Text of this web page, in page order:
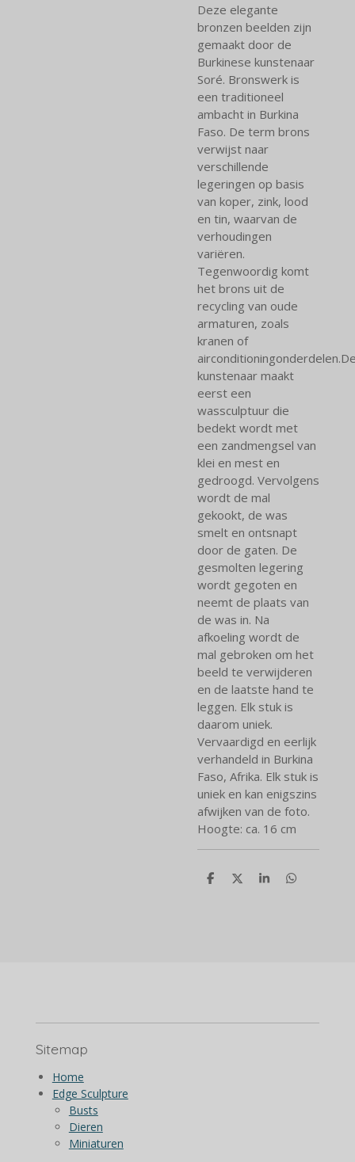
Deze elegante
bronzen beelden zijn
gemaakt door de
Burkinese kunstenaar
Soré. Bronswerk is
een traditioneel
ambacht in Burkina
Faso. De term brons
verwijst naar
verschillende
legeringen op basis
van koper, zink, lood
en tin, waarvan de
verhoudingen
variëren.
Tegenwoordig komt
het brons uit de
recycling van oude
armaturen, zoals
kranen of
kunstenaar maakt
eerst een
wassculptuur die
bedekt wordt met
een zandmengsel van
klei en mest en
gedroogd. Vervolgens
wordt de mal
gekookt, de was
smelt en ontsnapt
door de gaten. De
gesmolten legering
wordt gegoten en
neemt de plaats van
de was in. Na
afkoeling wordt de
mal gebroken om het
beeld te verwijderen
en de laatste hand te
leggen. Elk stuk is
daarom uniek.
Vervaardigd en eerlijk
verhandeld in Burkina
Faso, Afrika. Elk stuk is
uniek en kan enigszins
afwijken van de foto.
Hoogte: ca. 16 cm
D
D
S
D
Sitemap
Home
Edge Sculpture
Busts
Dieren
Miniaturen